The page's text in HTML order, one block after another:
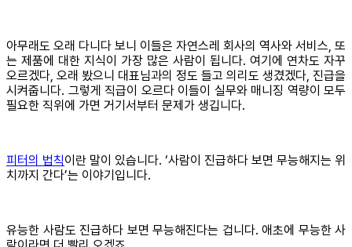
아무래도 오래 다니다 보니 이들은 자연스레 회사의 역사와 서비스, 또
는 제품에 대한 지식이 가장 많은 사람이 됩니다. 여기에 연차도 자꾸
오르겠다, 오래 봤으니 대표님과의 정도 들고 의리도 생겼겠다, 진급을
시켜줍니다. 그렇게 직급이 오르다 이들이 실무와 매니징 역량이 모두
필요한 직위에 가면 거기서부터 문제가 생깁니다.
피터의 법칙이란 말이 있습니다. ‘사람이 진급하다 보면 무능해지는 위
치까지 간다’는 이야기입니다.
유능한 사람도 진급하다 보면 무능해진다는 겁니다. 애초에 무능한 사